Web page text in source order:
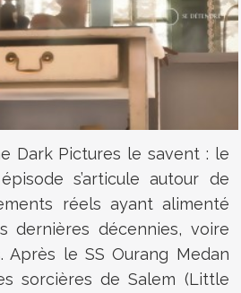
Dark Pictures le savent : le
s’articule autour de
réels ayant alimenté
dernières décennies, voire
Après le SS Ourang Medan
sorcières de Salem (Little